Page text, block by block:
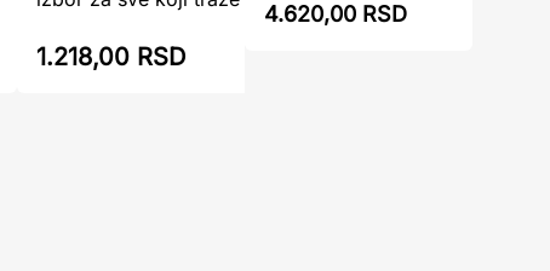
1.218,00 RSD
4.620,00 RSD